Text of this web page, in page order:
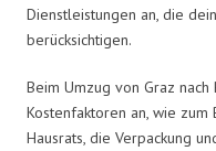
Dienstleistungen an, die
berücksichtigen.
Beim Umzug von Graz
Kostenfaktoren an, wie
Hausrats, die Verpackung